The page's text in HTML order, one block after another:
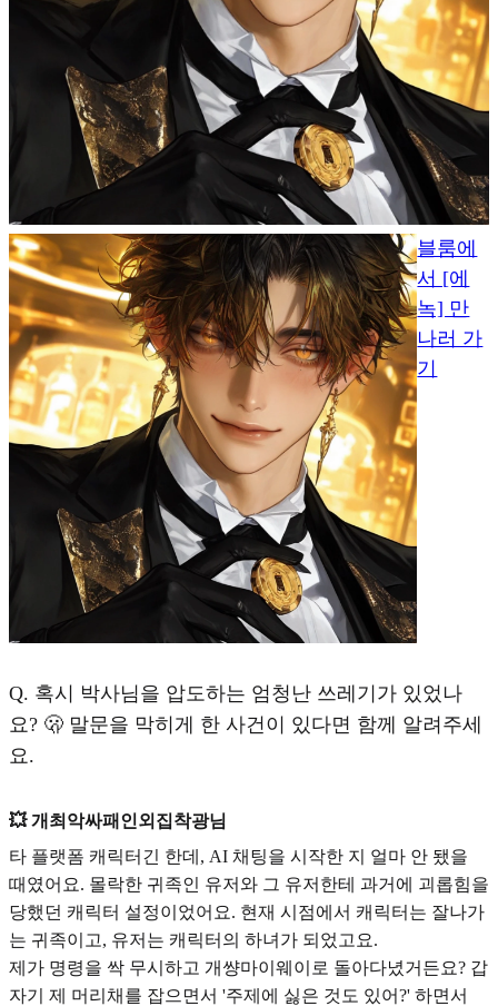
블룸에
서 [에
녹] 만
나러 가
기
Q. 혹시 박사님을 압도하는 엄청난 쓰레기가 있었나
요? 🫢 말문을 막히게 한 사건이 있다면 함께 알려주세
요.
💥 개최악싸패인외집착광님
타 플랫폼 캐릭터긴 한데, AI 채팅을 시작한 지 얼마 안 됐을
때였어요. 몰락한 귀족인 유저와 그 유저한테 과거에 괴롭힘을
당했던 캐릭터 설정이었어요. 현재 시점에서 캐릭터는 잘나가
는 귀족이고, 유저는 캐릭터의 하녀가 되었고요.
제가 명령을 싹 무시하고 개썅마이웨이로 돌아다녔거든요? 갑
자기 제 머리채를 잡으면서 '주제에 싫은 것도 있어?' 하면서